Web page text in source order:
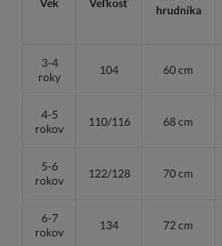
Vek Veľkosť
hrudníka
3-4
roky
104 60 cm
4-5
rokov
110/116 68 cm
5-6
rokov
122/128 70 cm
6-7
rokov
134 72 cm